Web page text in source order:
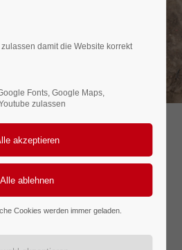
GmbH
(Berliner Verbau)
(Berliner Verbau) und
für Baugruben,
damit die Website korrekt
Fonts, Google Maps,
zulassen
Cookies werden immer geladen.